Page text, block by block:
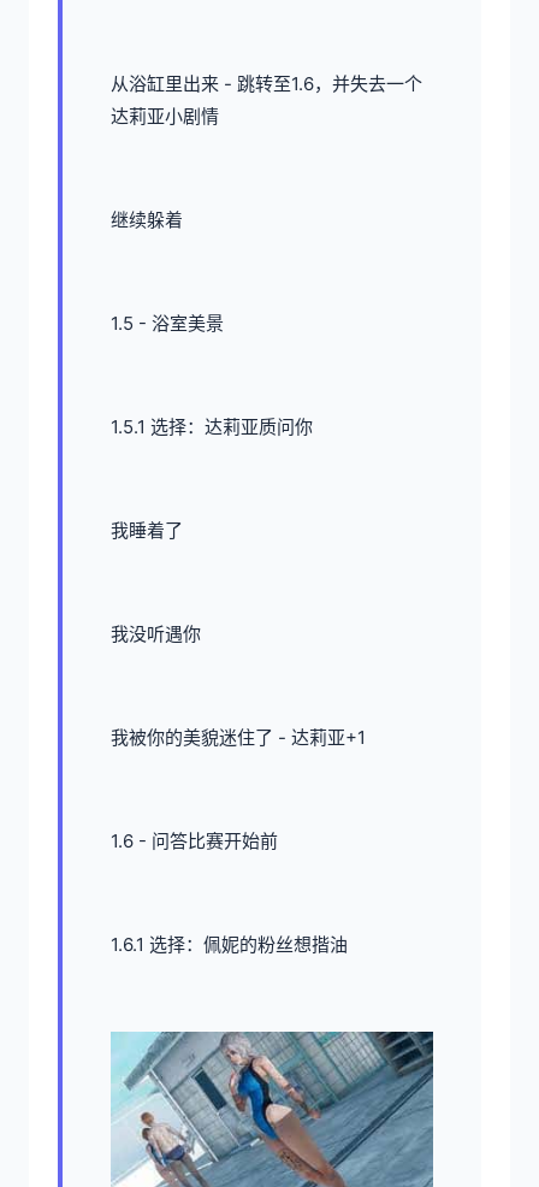
从浴缸里出来 - 跳转至1.6，并失去一个
达莉亚小剧情
继续躲着
1.5 - 浴室美景
1.5.1 选择：达莉亚质问你
我睡着了
我没听遇你
我被你的美貌迷住了 - 达莉亚+1
1.6 - 问答比赛开始前
1.6.1 选择：佩妮的粉丝想揩油